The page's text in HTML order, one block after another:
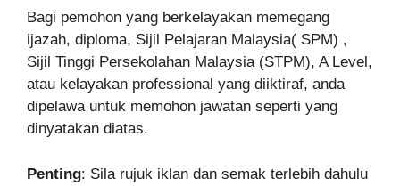
Bagi pemohon yang berkelayakan memegang
ijazah, diploma, Sijil Pelajaran Malaysia( SPM) ,
Sijil Tinggi Persekolahan Malaysia (STPM), A Level,
atau kelayakan professional yang diiktiraf, anda
dipelawa untuk memohon jawatan seperti yang
dinyatakan diatas.
Penting: Sila rujuk iklan dan semak terlebih dahulu